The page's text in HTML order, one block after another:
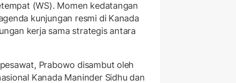
(WS). Momen kedatangan
kunjungan resmi di Kanada
kerja sama strategis antara
Prabowo disambut oleh
Kanada Maninder Sidhu dan